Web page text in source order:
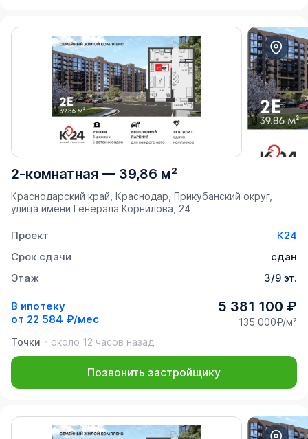
2-комнатная — 39,86 м²
Краснодарский край, Краснодар, Прикубанский округ,
улица имени Генерала Корнилова, 24
Проект
К24
Срок сдачи
сдан
Этаж
3/9 эт.
В ипотеку
от 22 584 ₽/мес
5 381 100 ₽
135 000₽/м²
Точки
около 12 часов назад
Позвонить застройщику